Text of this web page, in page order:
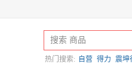
热门搜索: 自营 得力 震坤